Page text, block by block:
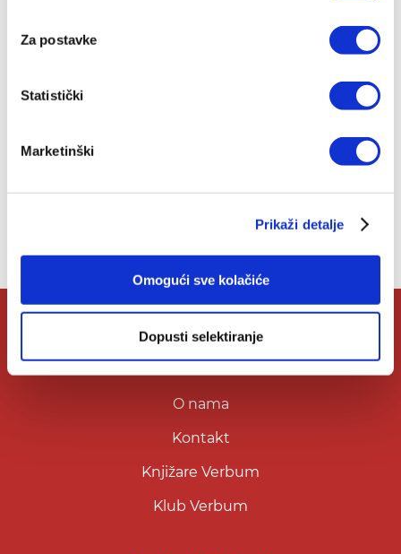
Za postavke
Statistički
Marketinški
Prikaži detalje
Omogući sve kolačiće
Dopusti selektiranje
Top ljestvica
O Verbumu
O nama
Kontakt
Knjižare Verbum
Klub Verbum